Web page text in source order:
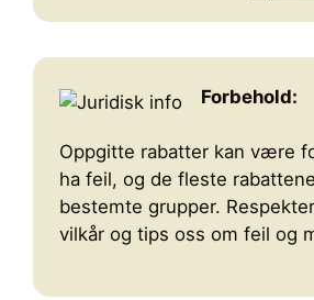
Forbehold:
Oppgitte rabatter kan være
ha feil, og de fleste
bestemte grupper.
vilkår og tips oss om feil og